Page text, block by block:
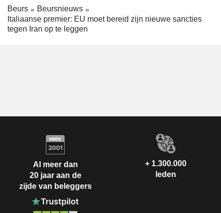
Beurs
Beursnieuws
Italiaanse premier: EU moet bereid zijn nieuwe sancties
tegen Iran op te leggen
Al meer dan
20 jaar aan de
zijde van beleggers
+ 1.300.000
leden